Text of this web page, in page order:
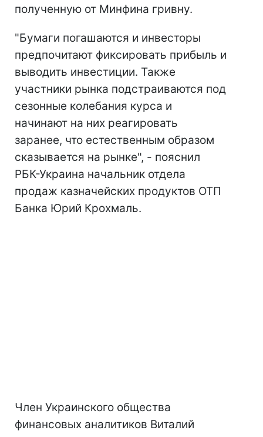
полученную от Минфина гривну.
"Бумаги погашаются и инвесторы
предпочитают фиксировать прибыль и
выводить инвестиции. Также
участники рынка подстраиваются под
сезонные колебания курса и
начинают на них реагировать
заранее, что естественным образом
сказывается на рынке", - пояснил
РБК-Украина начальник отдела
продаж казначейских продуктов ОТП
Банка Юрий Крохмаль.
Член Украинского общества
финансовых аналитиков Виталий